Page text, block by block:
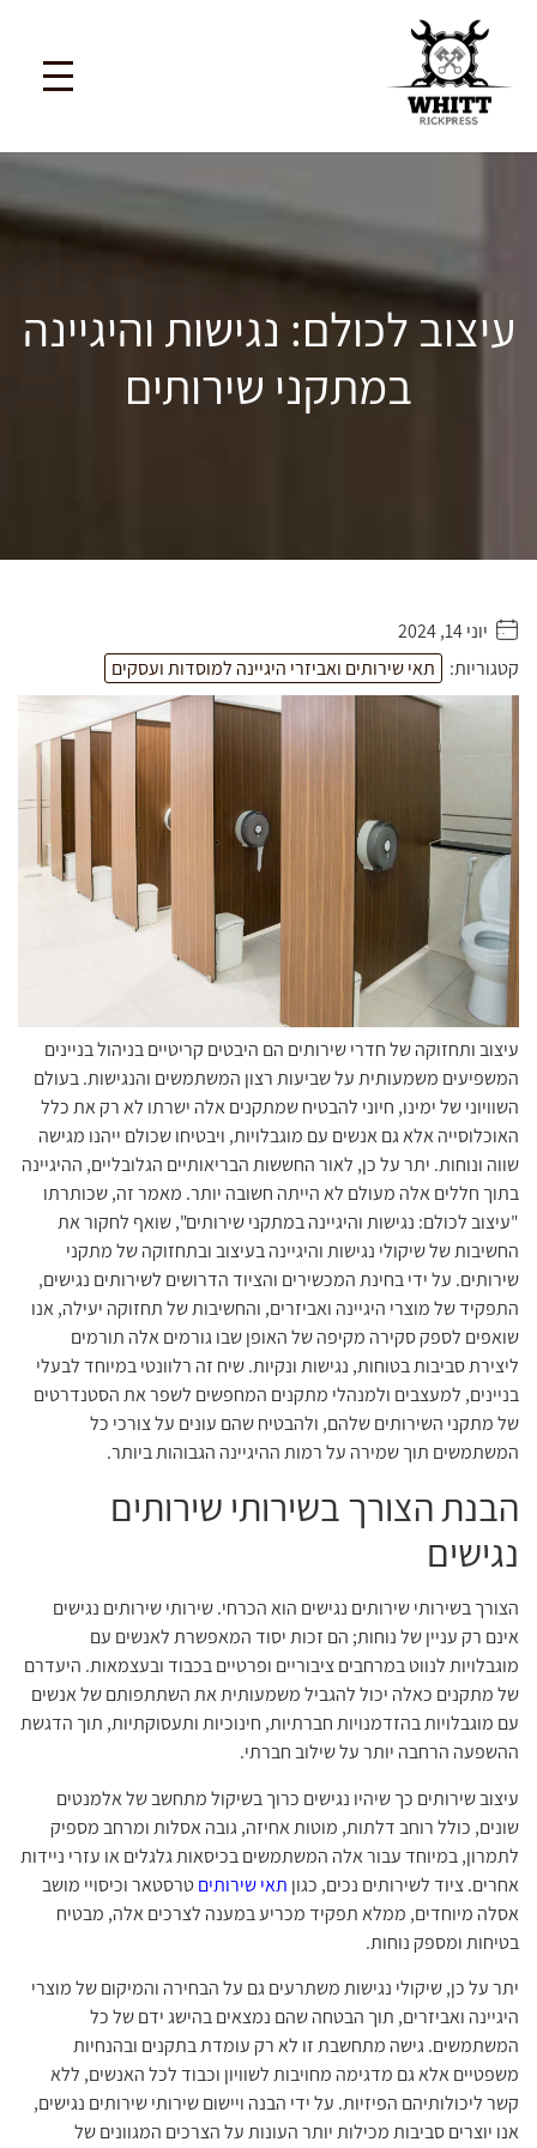
עיצוב לכולם: נגישות והיגיינה
במתקני שירותים
יוני 14, 2024
קטגוריות:
תאי שירותים ואביזרי היגיינה למוסדות ועסקים
עיצוב ותחזוקה של חדרי שירותים הם היבטים קריטיים בניהול בניינים
המשפיעים משמעותית על שביעות רצון המשתמשים והנגישות. בעולם
השוויוני של ימינו, חיוני להבטיח שמתקנים אלה ישרתו לא רק את כלל
האוכלוסייה אלא גם אנשים עם מוגבלויות, ויבטיחו שכולם ייהנו מגישה
שווה ונוחות. יתר על כן, לאור החששות הבריאותיים הגלובליים, ההיגיינה
בתוך חללים אלה מעולם לא הייתה חשובה יותר. מאמר זה, שכותרתו
"עיצוב לכולם: נגישות והיגיינה במתקני שירותים", שואף לחקור את
החשיבות של שיקולי נגישות והיגיינה בעיצוב ובתחזוקה של מתקני
שירותים. על ידי בחינת המכשירים והציוד הדרושים לשירותים נגישים,
התפקיד של מוצרי היגיינה ואביזרים, והחשיבות של תחזוקה יעילה, אנו
שואפים לספק סקירה מקיפה של האופן שבו גורמים אלה תורמים
ליצירת סביבות בטוחות, נגישות ונקיות. שיח זה רלוונטי במיוחד לבעלי
בניינים, למעצבים ולמנהלי מתקנים המחפשים לשפר את הסטנדרטים
של מתקני השירותים שלהם, ולהבטיח שהם עונים על צורכי כל
המשתמשים תוך שמירה על רמות ההיגיינה הגבוהות ביותר.
הבנת הצורך בשירותי שירותים
נגישים
הצורך בשירותי שירותים נגישים הוא הכרחי. שירותי שירותים נגישים
אינם רק עניין של נוחות; הם זכות יסוד המאפשרת לאנשים עם
מוגבלויות לנווט במרחבים ציבוריים ופרטיים בכבוד ובעצמאות. היעדרם
של מתקנים כאלה יכול להגביל משמעותית את השתתפותם של אנשים
עם מוגבלויות בהזדמנויות חברתיות, חינוכיות ותעסוקתיות, תוך הדגשת
ההשפעה הרחבה יותר על שילוב חברתי.
עיצוב שירותים כך שיהיו נגישים כרוך בשיקול מתחשב של אלמנטים
שונים, כולל רוחב דלתות, מוטות אחיזה, גובה אסלות ומרחב מספיק
לתמרון, במיוחד עבור אלה המשתמשים בכיסאות גלגלים או עזרי ניידות
אחרים. ציוד לשירותים נכים, כגון תאי שירותיםטרסטאר וכיסויי מושב
אסלה מיוחדים, ממלא תפקיד מכריע במענה לצרכים אלה, מבטיח
בטיחות ומספק נוחות.
יתר על כן, שיקולי נגישות משתרעים גם על הבחירה והמיקום של מוצרי
היגיינה ואביזרים, תוך הבטחה שהם נמצאים בהישג ידם של כל
המשתמשים. גישה מתחשבת זו לא רק עומדת בתקנים ובהנחיות
משפטיים אלא גם מדגימה מחויבות לשוויון וכבוד לכל האנשים, ללא
קשר ליכולותיהם הפיזיות. על ידי הבנה ויישום שירותי שירותים נגישים,
אנו יוצרים סביבות מכילות יותר העונות על הצרכים המגוונים של